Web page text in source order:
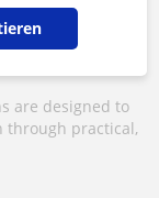
for all
are designed to
through practical,